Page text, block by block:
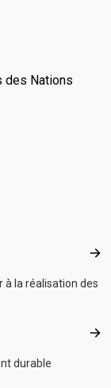
des Nations
À
à la réalisation des
durable